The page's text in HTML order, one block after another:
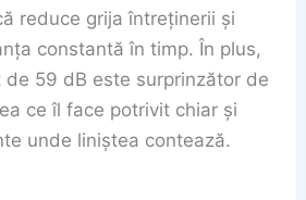
reduce grija întreținerii și
constantă în timp. În plus,
de 59 dB este surprinzător de
ce îl face potrivit chiar și
unde liniștea contează.